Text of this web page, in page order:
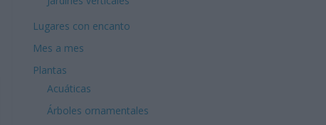
Lugares con encanto
Mes a mes
Plantas
Acuáticas
Árboles ornamentales